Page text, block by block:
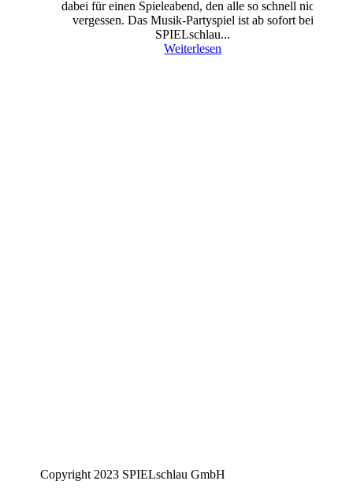
dabei für einen Spieleabend, den alle so schnell nicht
vergessen. Das Musik-Partyspiel ist ab sofort bei
SPIELschlau...
Weiterlesen
Copyright 2023 SPIELschlau GmbH